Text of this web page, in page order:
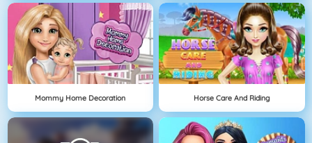
Mommy Home Decoration Horse Care And Riding